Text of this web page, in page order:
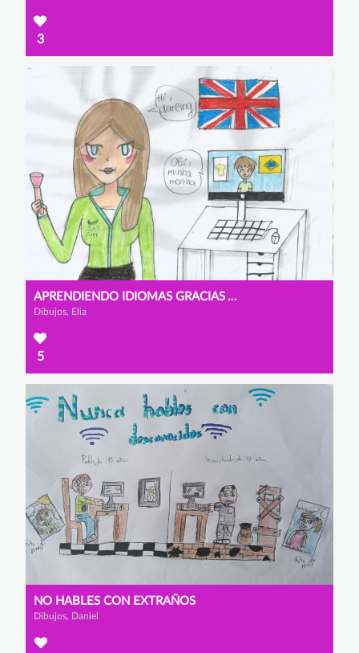
3
APRENDIENDO IDIOMAS GRACIAS A INTERNET
Dibujos, Elia
5
NO HABLES CON EXTRAÑOS
Dibujos, Daniel